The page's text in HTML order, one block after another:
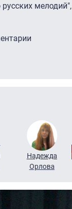
мелодий",
Надежда
Орлова